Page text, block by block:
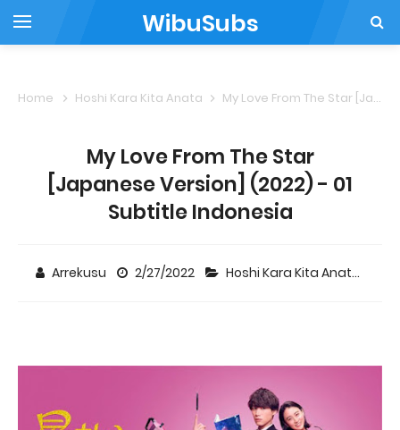
WibuSubs
Home Hoshi Kara Kita Anata My Love From The Star [Japanese Version] (2022) - 01 Subtitle Indonesia
My Love From The Star
[Japanese Version] (2022) - 01
Subtitle Indonesia
Arrekusu 2/27/2022 Hoshi Kara Kita Anata